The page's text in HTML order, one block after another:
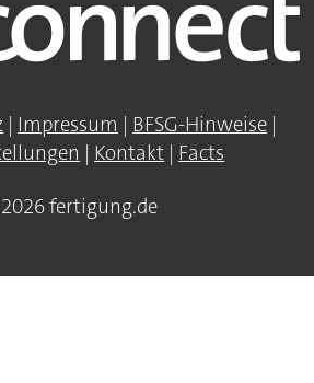
| Impressum | BFSG-Hinweise |
| Kontakt | Facts
fertigung.de